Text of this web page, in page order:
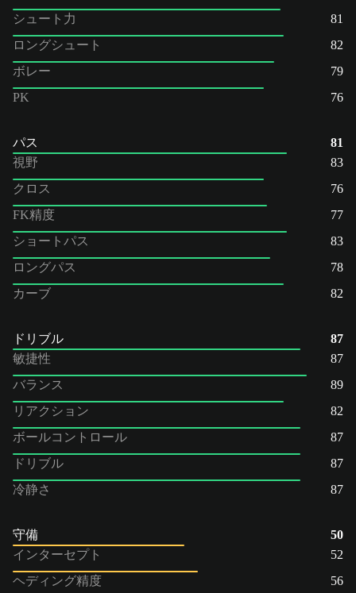
シュート力
81
ロングシュート
82
ボレー
79
PK
76
パス
81
視野
83
クロス
76
FK精度
77
ショートパス
83
ロングパス
78
カーブ
82
ドリブル
87
敏捷性
87
バランス
89
リアクション
82
ボールコントロール
87
ドリブル
87
冷静さ
87
守備
50
インターセプト
52
ヘディング精度
56